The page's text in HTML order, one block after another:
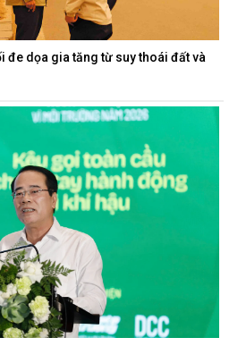
đe dọa gia tăng từ suy thoái đất và